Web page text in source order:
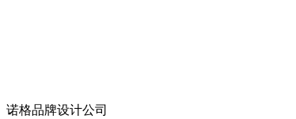
诺格品牌设计公司